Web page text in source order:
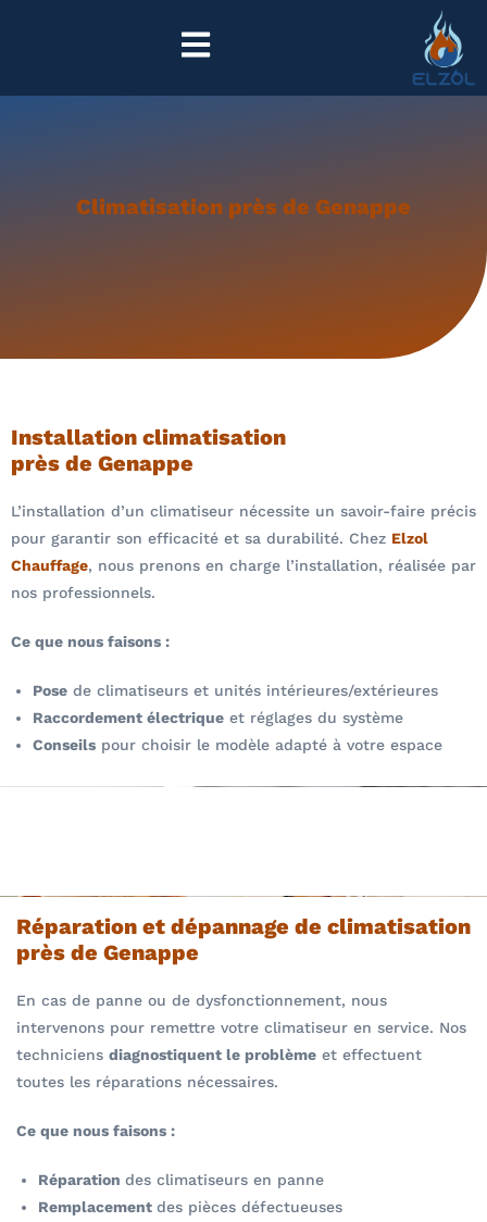
Climatisation près de Genappe
Installation climatisation
près de Genappe
L’installation d’un climatiseur nécessite un savoir-faire précis
pour garantir son efficacité et sa durabilité. Chez Elzol
Chauffage, nous prenons en charge l’installation, réalisée par
nos professionnels.
Ce que nous faisons :
Pose de climatiseurs et unités intérieures/extérieures
Raccordement électrique et réglages du système
Conseils pour choisir le modèle adapté à votre espace
Réparation et dépannage de climatisation
près de Genappe
En cas de panne ou de dysfonctionnement, nous
intervenons pour remettre votre climatiseur en service. Nos
techniciens diagnostiquent le problème et effectuent
toutes les réparations nécessaires.
Ce que nous faisons :
Réparation des climatiseurs en panne
Remplacement des pièces défectueuses